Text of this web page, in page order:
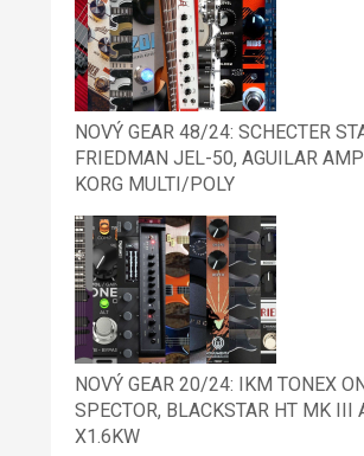
NOVÝ GEAR 48/24: SCHECTER
FRIEDMAN JEL-50, AGUILAR
KORG MULTI/POLY
NOVÝ GEAR 20/24: IKM TONEX
SPECTOR, BLACKSTAR HT MK III
X1.6KW